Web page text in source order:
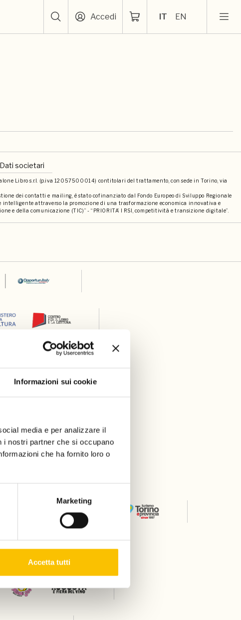
Informazioni sui cookie
media e per analizzare il
i nostri partner che si occupano
che ha fornito loro o
Marketing
Accetta tutti
Accedi IT EN
Libro s.r.l. (p.iva 12057500014) contitolari del trattamento, con sede in Torino, via
dei contatti e mailing, è stato cofinanziato dal Fondo Europeo di Sviluppo Regionale
intelligente attraverso la promozione di una trasformazione economica innovativa e
della comunicazione (TIC)” - “PRIORITA’ I RSI, competitività e transizione digitale”.
Dati societari
Thanks to